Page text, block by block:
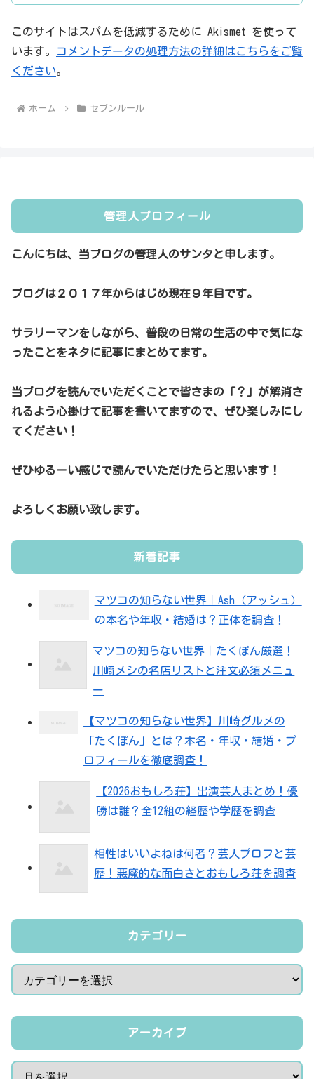
このサイトはスパムを低減するために Akismet を使って
います。
コメントデータの処理方法の詳細はこちらをご覧
ください。
ホーム セブンルール
管理人プロフィール
こんにちは、当ブログの管理人のサンタと申します。
ブログは２０１７年からはじめ現在９年目です。
サラリーマンをしながら、普段の日常の生活の中で気にな
ったことをネタに記事にまとめてます。
当ブログを読んでいただくことで皆さまの「？」が解消さ
れるよう心掛けて記事を書いてますので、ぜひ楽しみにし
てください！
ぜひゆるーい感じで読んでいただけたらと思います！
よろしくお願い致します。
新着記事
マツコの知らない世界｜Ash（アッシュ）
の本名や年収・結婚は？正体を調査！
マツコの知らない世界｜たくぽん厳選！
川崎メシの名店リストと注文必須メニュ
ー
【マツコの知らない世界】川崎グルメの
「たくぽん」とは？本名・年収・結婚・プ
ロフィールを徹底調査！
【2026おもしろ荘】出演芸人まとめ！優
勝は誰？全12組の経歴や学歴を調査
相性はいいよねは何者？芸人プロフと芸
歴！悪魔的な面白さとおもしろ荘を調査
カテゴリー
アーカイブ